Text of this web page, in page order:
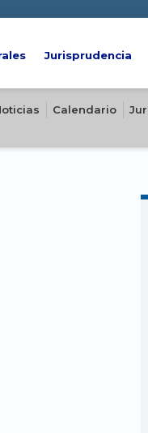
Jurisprudencia
Calendario